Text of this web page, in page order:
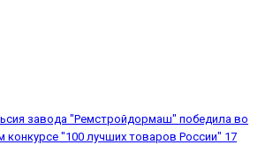
завода "Ремстройдормаш" победила во
конкурсе "100 лучших товаров России" 17